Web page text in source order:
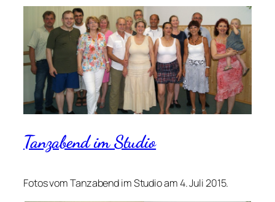
Tanzabend im Studio
Fotos vom Tanzabend im Studio am 4. Juli 2015.